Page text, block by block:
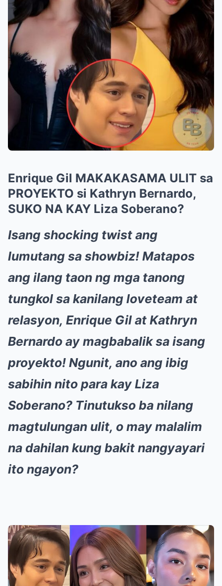
Enrique Gil MAKAKASAMA ULIT sa
PROYEKTO si Kathryn Bernardo,
SUKO NA KAY Liza Soberano?
Isang shocking twist ang
lumutang sa showbiz! Matapos
ang ilang taon ng mga tanong
tungkol sa kanilang loveteam at
relasyon, Enrique Gil at Kathryn
Bernardo ay magbabalik sa isang
proyekto! Ngunit, ano ang ibig
sabihin nito para kay Liza
Soberano? Tinutukso ba nilang
magtulungan ulit, o may malalim
na dahilan kung bakit nangyayari
ito ngayon?